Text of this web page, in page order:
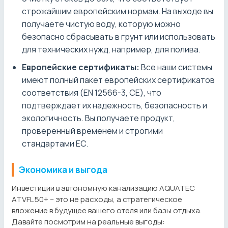
строжайшим европейским нормам. На выходе вы
получаете чистую воду, которую можно
безопасно сбрасывать в грунт или использовать
для технических нужд, например, для полива.
Европейские сертификаты: Все наши системы
имеют полный пакет европейских сертификатов
соответствия (EN 12566-3, CE), что
подтверждает их надежность, безопасность и
экологичность. Вы получаете продукт,
проверенный временем и строгими
стандартами ЕС.
Экономика и выгода
Инвестиции в автономную канализацию AQUATEC
ATVFL 50+ – это не расходы, а стратегическое
вложение в будущее вашего отеля или базы отдыха.
Давайте посмотрим на реальные выгоды: